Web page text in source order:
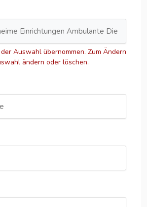
Auswahl übernommen. Zum Ändern
ändern oder löschen.